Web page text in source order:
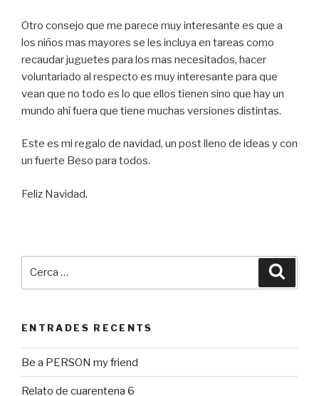
Otro consejo que me parece muy interesante es que a
los niños mas mayores se les incluya en tareas como
recaudar juguetes para los mas necesitados, hacer
voluntariado al respecto es muy interesante para que
vean que no todo es lo que ellos tienen sino que hay un
mundo ahí fuera que tiene muchas versiones distintas.
Este es mi regalo de navidad, un post lleno de ideas y con
un fuerte Beso para todos.
Feliz Navidad.
ENTRADES RECENTS
Be a PERSON my friend
Relato de cuarentena 6